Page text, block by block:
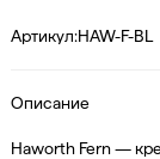
Артикул:HAW-F-BL
Описание
Haworth Fern —